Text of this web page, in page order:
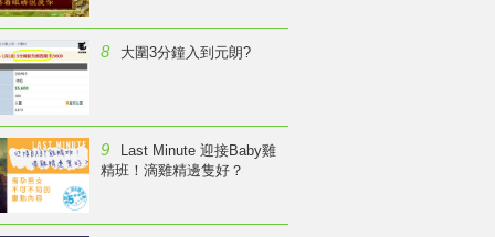
8 大圍3分鐘入到元朗?
9
Last Minute 迎接Baby雞
精班！滴雞精邊隻好？